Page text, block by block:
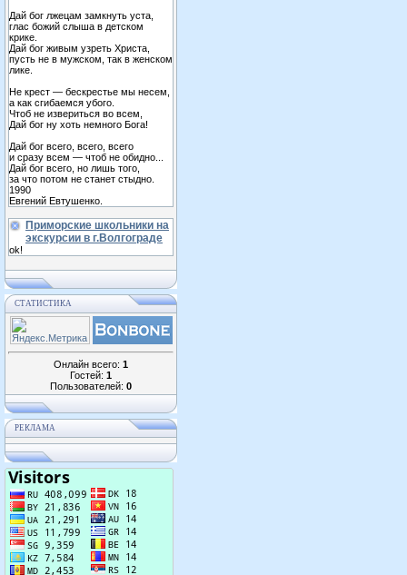
Дай бог лжецам замкнуть уста,
глас божий слыша в детском
крике.
Дай бог живым узреть Христа,
пусть не в мужском, так в женском
лике.
Не крест — бескрестье мы несем,
а как сгибаемся убого.
Чтоб не извериться во всем,
Дай бог ну хоть немного Бога!
Дай бог всего, всего, всего
и сразу всем — чтоб не обидно...
Дай бог всего, но лишь того,
за что потом не станет стыдно.
1990
Евгений Евтушенко.
Приморские школьники на
экскурсии в г.Волгограде
ok!
СТАТИСТИКА
Онлайн всего: 1
Гостей: 1
Пользователей: 0
РЕКЛАМА